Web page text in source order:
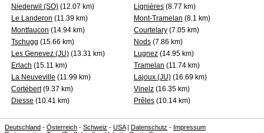
Niederwil (SO) (12.07 km) Lignières (8.77 km)
Le Landeron (11.39 km) Mont-Tramelan (8.1 km)
Montfaucon (14.94 km) Courtelary (7.05 km)
Tschugg (15.66 km) Nods (7.86 km)
Les Genevez (JU) (13.31 km) Lugnez (14.95 km)
Erlach (15.11 km) Tramelan (11.74 km)
La Neuveville (11.99 km) Lajoux (JU) (16.69 km)
Cortébert(9.37 km) Vinelz (16.35 km)
Diesse (10.41 km) Prêles (10.14 km)
Deutschland - Österreich - Schweiz - USA| Datenschutz - Impressum